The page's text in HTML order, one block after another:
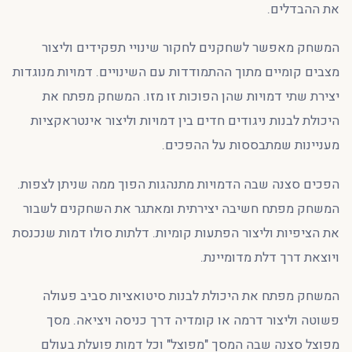
את ההבדלים.
המשחק מאפשר לשחקנים לחקור שינויי תפקידים וליצור
מצבים קומיים מתוך ההתמודדות עם השינויים. דמויות מנוגדות
יצירת שתי דמויות שהן הפוכות זו מזו. המשחק מפתח את
היכולת לבנות ניגודים חדים בין דמויות וליצור אינטראקציות
מעניינות שמתבססות על ההפכים.
הפכים סצנה שבה הדמויות מתנהגות הפוך ממה שניתן לצפות.
המשחק מפתח חשיבה יצירתית ומאתגר את השחקנים לשבור
את הציפיות וליצור הפתעות קומיות. דלתות סולו דמות שנכנסת
ויוצאת דרך דלת מדומיינת.
המשחק מפתח את היכולת לבנות סיטואציות סביב פעולה
פשוטה וליצור דרמה או קומדיה דרך כניסה ויציאה. מסך
מפוצל סצנה שבה המסך "מפוצל" וכל דמות פועלת בעולם